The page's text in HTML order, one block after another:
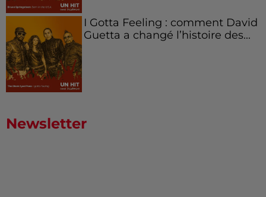
I Gotta Feeling : comment David
Guetta a changé l’histoire des...
Newsletter